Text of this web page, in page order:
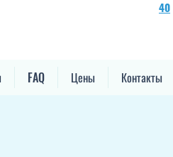
40
FAQ Цены Контакты